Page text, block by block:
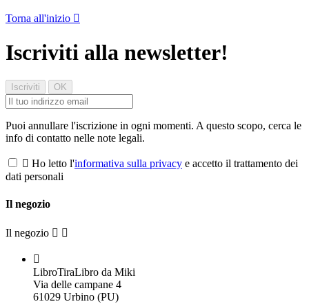
Torna all'inizio 
Iscriviti alla newsletter!
Puoi annullare l'iscrizione in ogni momenti. A questo scopo, cerca le
info di contatto nelle note legali.
 Ho letto l'informativa sulla privacy e accetto il trattamento dei
dati personali
Il negozio
Il negozio  

LibroTiraLibro da Miki
Via delle campane 4
61029 Urbino (PU)